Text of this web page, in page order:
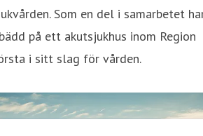
Som en del i samarbetet
på ett akutsjukhus inom Region
i sitt slag för vården.